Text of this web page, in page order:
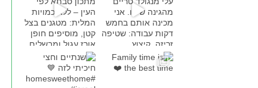
שנתיים וחצי חיכיתי לזה